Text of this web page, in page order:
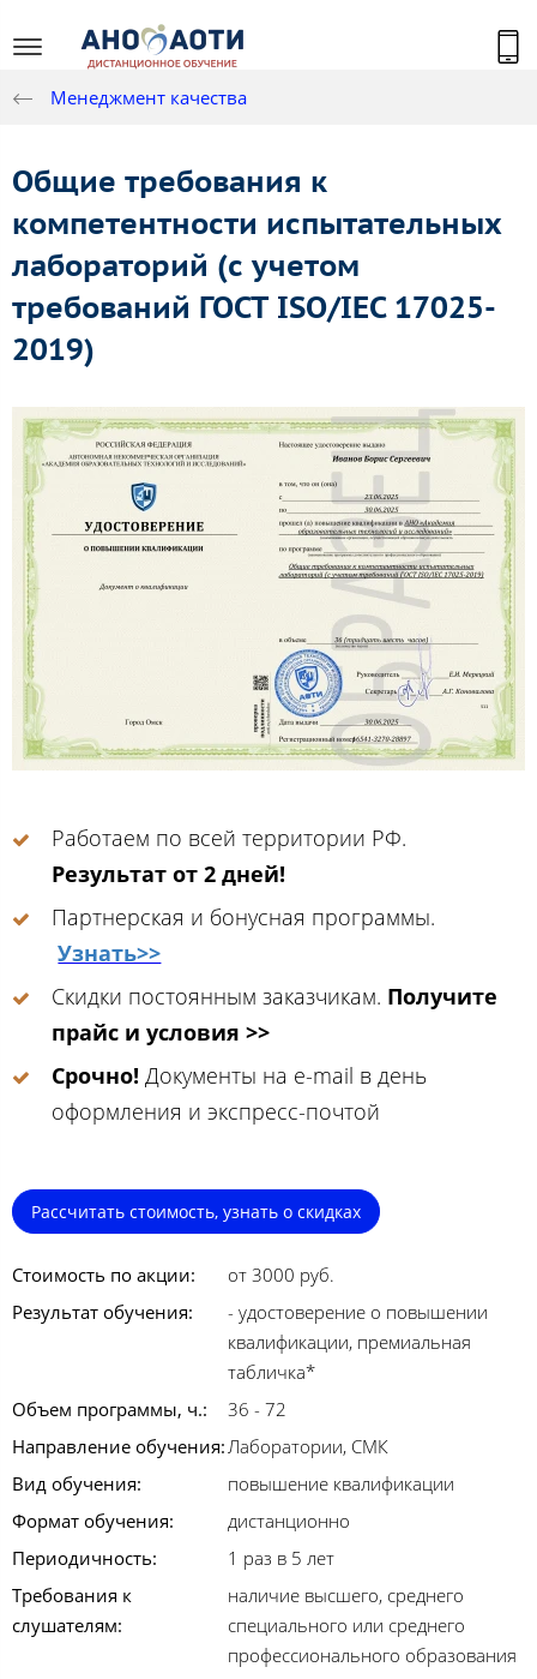
Менеджмент качества
Общие требования к
компетентности испытательных
лабораторий (с учетом
требований ГОСТ ISO/IEC 17025-
2019)
Работаем по всей территории РФ.
Результат от 2 дней!
Партнерская и бонусная программы.
Узнать>>
Скидки постоянным заказчикам. Получите
прайс и условия >>
Срочно! Документы на e-mail в день
оформления и экспресс-почтой
Рассчитать стоимость, узнать о скидках
Стоимость по акции:
от 3000 руб.
Результат обучения:
- удостоверение о повышении
квалификации, премиальная
табличка*
Объем программы, ч.:
36 - 72
Направление обучения:Лаборатории, СМК
Вид обучения:
повышение квалификации
Формат обучения:
дистанционно
Периодичность:
1 раз в 5 лет
Требования к
слушателям:
наличие высшего, среднего
специального или среднего
профессионального образования